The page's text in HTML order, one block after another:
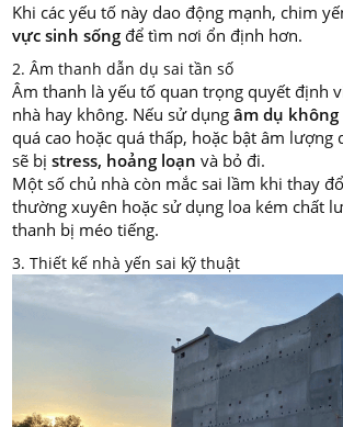
Khi các yếu tố này dao động mạnh, chim
vực sinh sống để tìm nơi ổn định hơn.
2. Âm thanh dẫn dụ sai tần số
Âm thanh là yếu tố quan trọng quyết định
nhà hay không. Nếu sử dụngâm dụ
quá cao hoặc quá thấp, hoặc bật âm lượng
sẽ bịstress, hoảng loạn và bỏ đi.
Một số chủ nhà còn mắc sai lầm khi thay
thường xuyên hoặc sử dụng loa kém chất
thanh bị méo tiếng.
3. Thiết kế nhà yến sai kỹ thuật